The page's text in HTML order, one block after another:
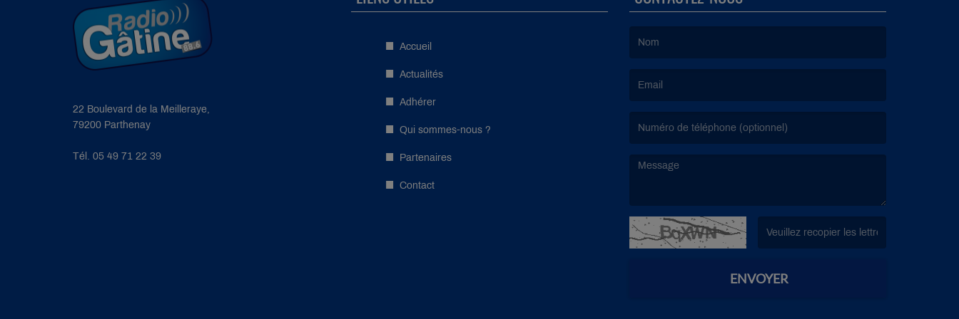
22 Boulevard de la Meilleraye,
79200 Parthenay
Tél. 05 49 71 22 39
Accueil
Actualités
Adhérer
Qui sommes-nous ?
Partenaires
Contact
ENVOYER